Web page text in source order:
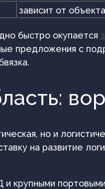
зависит от объекта
быстро окупается
предложения с
но и
на развитие
крупными